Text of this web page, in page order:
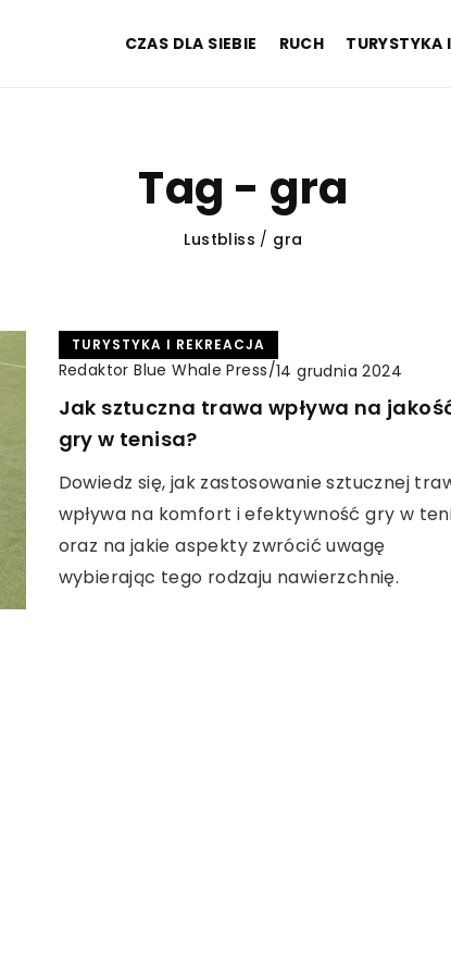
CZAS DLA SIEBIE RUCH TURYSTYKA
Tag - gra
Lustbliss / gra
TURYSTYKA I REKREACJA
Redaktor Blue Whale Press/14 grudnia 2024
Jak sztuczna trawa wpływa na
gry w tenisa?
Dowiedz się, jak zastosowanie sztucznej
wpływa na komfort i efektywność gry w
oraz na jakie aspekty zwrócić uwagę
wybierając tego rodzaju nawierzchnię.